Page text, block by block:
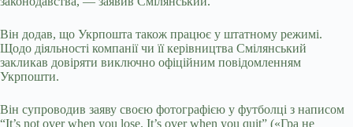
Він додав, що Укрпошта також працює у штатному режимі.
Щодо діяльності компанії чи її керівництва Смілянський
закликав довіряти виключно офіційним повідомленням
Укрпошти.
Він супроводив заяву своєю фотографією у футболці з написом
“It’s not over when you lose. It’s over when you quit” («Гра не